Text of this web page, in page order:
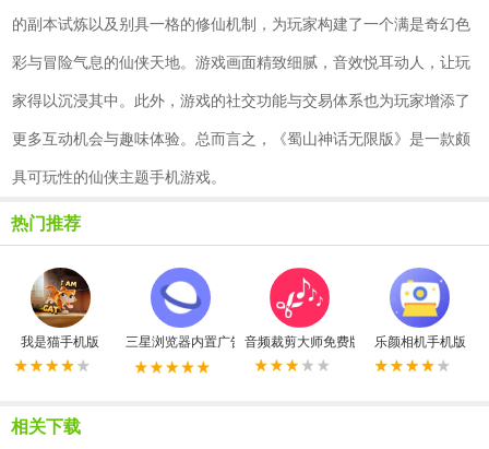
的副本试炼以及别具一格的修仙机制，为玩家构建了一个满是奇幻色
彩与冒险气息的仙侠天地。游戏画面精致细腻，音效悦耳动人，让玩
家得以沉浸其中。此外，游戏的社交功能与交易体系也为玩家增添了
更多互动机会与趣味体验。总而言之，《蜀山神话无限版》是一款颇
具可玩性的仙侠主题手机游戏。
热门推荐
我是猫手机版 三星浏览器内置广告拦截器最新版
音频裁剪大师免费版 乐颜相机手机版
相关下载